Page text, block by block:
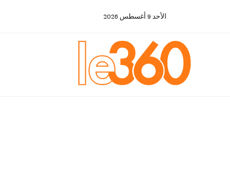
الأحد 9 أغسطس 2026